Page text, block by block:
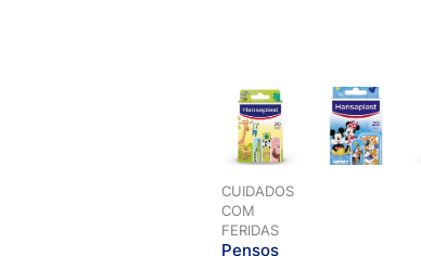
CUIDADOS
COM
FERIDAS
Pensos